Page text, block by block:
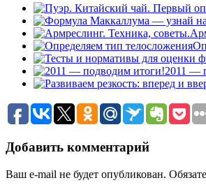
2011 —
Добавить комментарий
Ваш e-mail не будет опубликован.